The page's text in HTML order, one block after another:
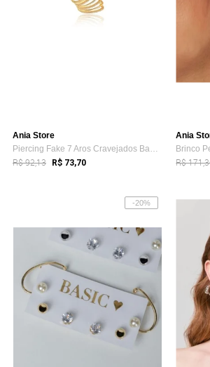
Ania Store
Piercing Fake 7 Aros Cravejados Banhado ...
R$ 92,13 R$ 73,70
Ania
R$
-20%